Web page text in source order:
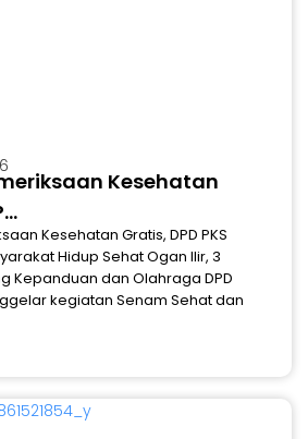
Kesehatan
Kesehatan Gratis, DPD PKS
Hidup Sehat Ogan Ilir, 3
Kepanduan dan Olahraga DPD
kegiatan Senam Sehat dan